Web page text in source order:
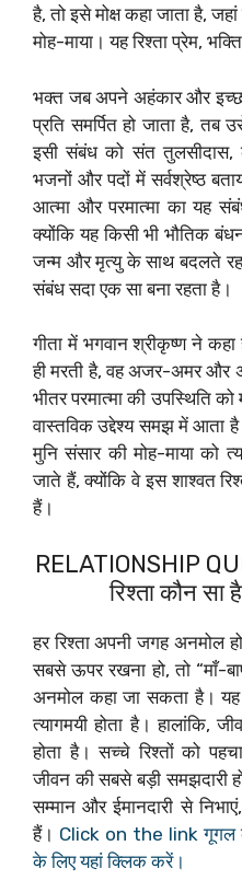
है, तो इसे मोक्ष कहा जाता है,
मोह-माया। यह रिश्ता प्रेम,
भक्त जब अपने अहंकार और
प्रति समर्पित हो जाता है, तब
इसी संबंध को संत तुलसीदास,
भजनों और पदों में सर्वश्रेष्ठ
आत्मा और परमात्मा का यह
क्योंकि यह किसी भी भौतिक
जन्म और मृत्यु के साथ बदलते
संबंध सदा एक सा बना रहता है।
गीता में भगवान श्रीकृष्ण ने
ही मरती है, वह अजर-अमर और
भीतर परमात्मा की उपस्थिति
वास्तविक उद्देश्य समझ में आता
मुनि संसार की मोह-माया को
जाते हैं, क्योंकि वे इस शाश्वत
हैं।
RELATIONSHIP
रिश्ता कौन सा
हर रिश्ता अपनी जगह अनमोल
सबसे ऊपर रखना हो, तो “माँ-
अनमोल कहा जा सकता है। यह
त्यागमयी होता है। हालांकि,
होता है। सच्चे रिश्तों को
जीवन की सबसे बड़ी समझदारी
सम्मान और ईमानदारी से
हैं। Click on the link गूगल
के लिए यहां क्लिक करें।